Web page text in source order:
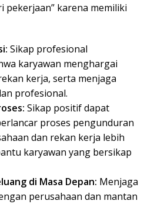
pekerjaan” karena memiliki
Sikap profesional
karyawan menghargai
kerja, serta menjaga
profesional.
Sikap positif dapat
proses pengunduran
dan rekan kerja lebih
karyawan yang bersikap
di Masa Depan: Menjaga
perusahaan dan mantan